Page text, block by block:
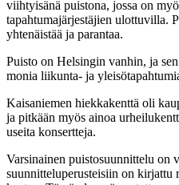
viihtyisänä puistona, jossa on
tapahtumajärjestäjien ulottuvilla.
yhtenäistää ja parantaa.
Puisto on Helsingin vanhin, ja
monia liikunta- ja
Kaisaniemen hiekkakenttä oli
ja pitkään myös ainoa
useita konsertteja.
Varsinainen puistosuunnittelu on
suunnitteluperusteisiin on kirjattu